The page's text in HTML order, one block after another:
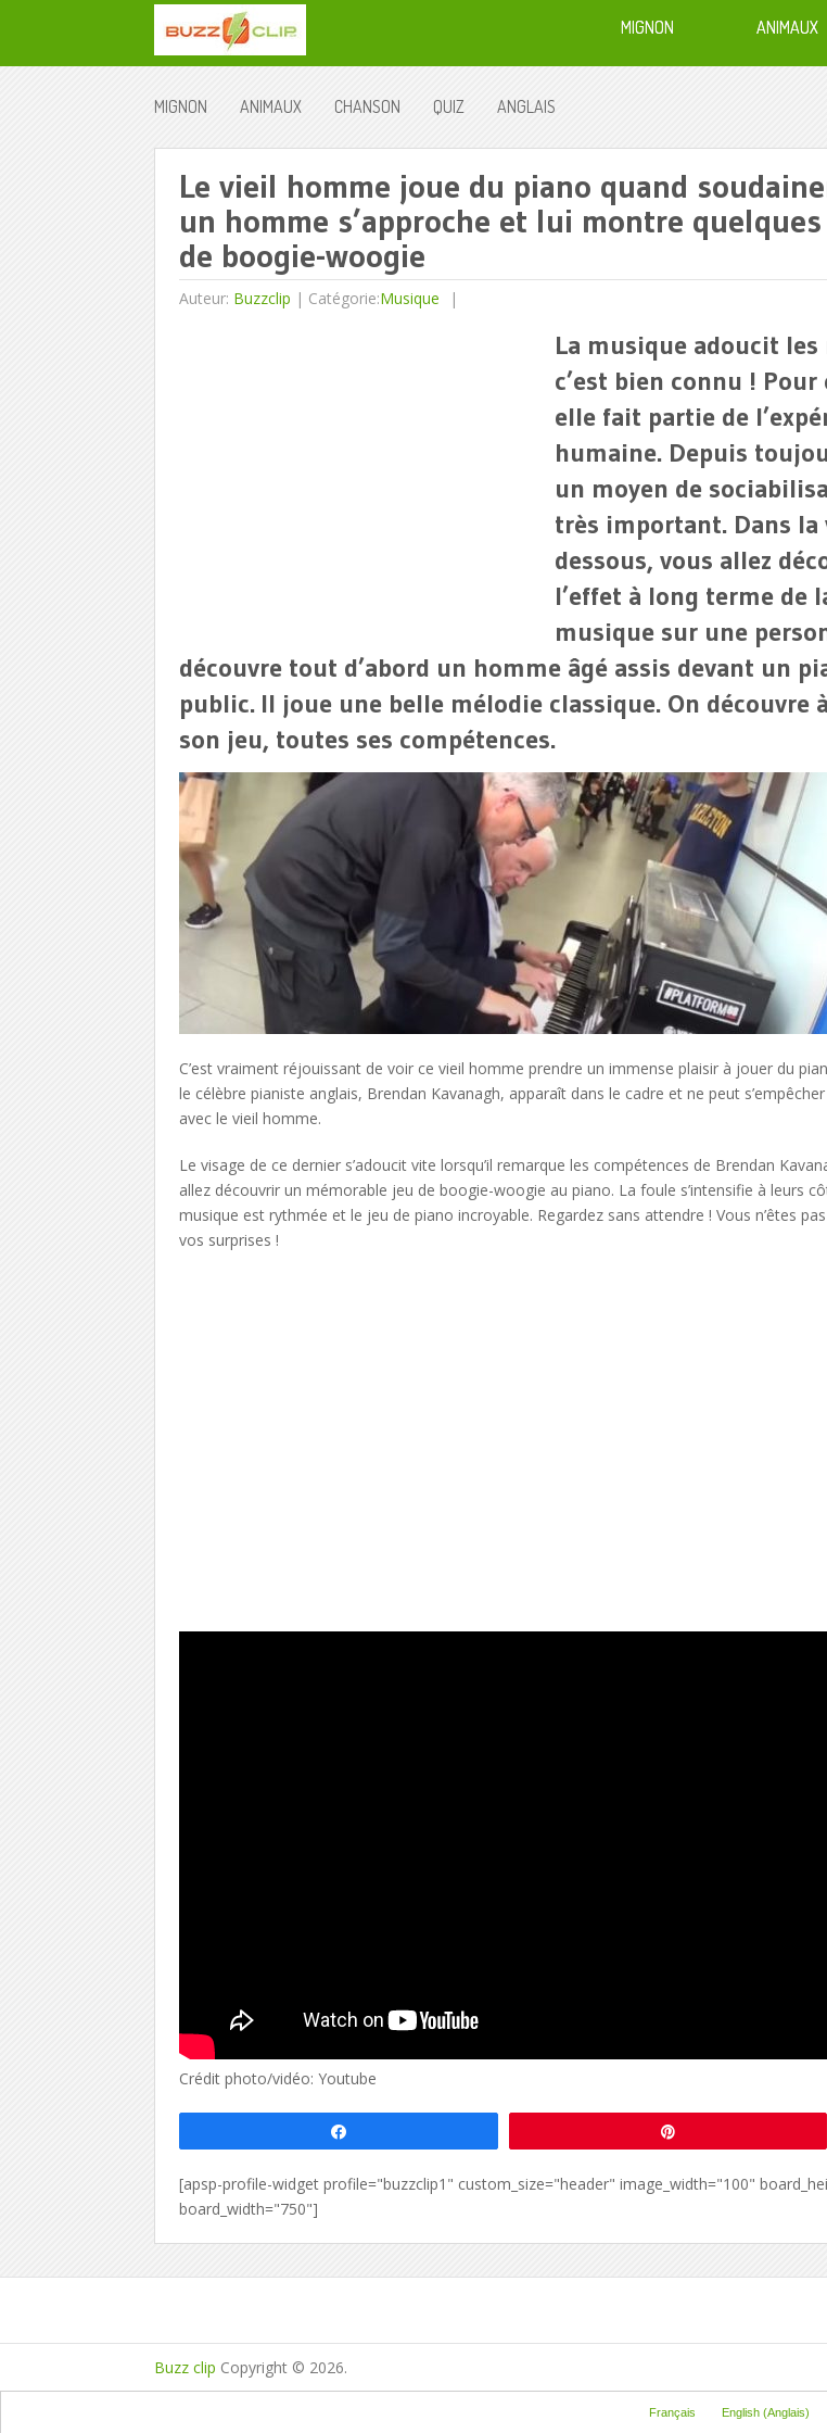
MIGNON ANIMAUX
MIGNON ANIMAUX CHANSON QUIZ ANGLAIS
Le vieil homme joue du piano quand
un homme s’approche et lui montre
de boogie-woogie
Auteur: Buzzclip | Catégorie:Musique
La musique adoucit
c’est bien connu ! Pour
elle fait partie de
humaine. Depuis
un moyen de
très important. Dans la
dessous, vous allez
l’effet à long terme de
musique sur une
découvre tout d’abord un homme âgé assis devant un
public. Il joue une belle mélodie classique. On découvre
son jeu, toutes ses compétences.
C’est vraiment réjouissant de voir ce vieil homme prendre un immense plaisir à jouer du
le célèbre pianiste anglais, Brendan Kavanagh, apparaît dans le cadre et ne peut
avec le vieil homme.
Le visage de ce dernier s’adoucit vite lorsqu’il remarque les compétences de Brendan
allez découvrir un mémorable jeu de boogie-woogie au piano. La foule s’intensifie à leurs
musique est rythmée et le jeu de piano incroyable. Regardez sans attendre ! Vous n’êtes
vos surprises !
Crédit photo/vidéo: Youtube
[apsp-profile-widget profile="buzzclip1" custom_size="header" image_width="100"
board_width="750"]
Buzz clip Copyright © 2026.
Français English (Anglais)